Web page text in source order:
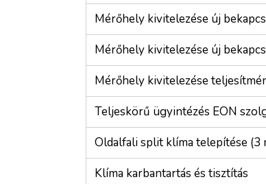
Mérőhely kivitelezése új
Mérőhely kivitelezése új
Mérőhely kivitelezése
Teljeskörű ügyintézés EON
Oldalfali split klíma telepítése (3
Klíma karbantartás és tisztítás